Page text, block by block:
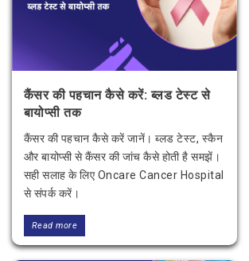
कैंसर की पहचान कैसे करें: ब्लड टेस्ट से
बायोप्सी तक
कैंसर की पहचान कैसे करें जानें। ब्लड टेस्ट, स्कैन
और बायोप्सी से कैंसर की जांच कैसे होती है समझें।
सही सलाह के लिए Oncare Cancer Hospital
से संपर्क करें।
Read more